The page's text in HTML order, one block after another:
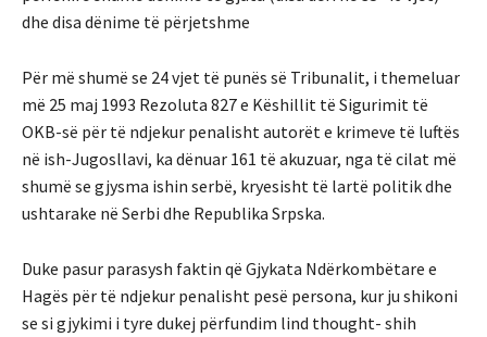
dhe disa dënime të përjetshme
Për më shumë se 24 vjet të punës së Tribunalit, i themeluar
më 25 maj 1993 Rezoluta 827 e Këshillit të Sigurimit të
OKB-së për të ndjekur penalisht autorët e krimeve të luftës
në ish-Jugosllavi, ka dënuar 161 të akuzuar, nga të cilat më
shumë se gjysma ishin serbë, kryesisht të lartë politik dhe
ushtarake në Serbi dhe Republika Srpska.
Duke pasur parasysh faktin që Gjykata Ndërkombëtare e
Hagës për të ndjekur penalisht pesë persona, kur ju shikoni
se si gjykimi i tyre dukej përfundim lind thought- shih